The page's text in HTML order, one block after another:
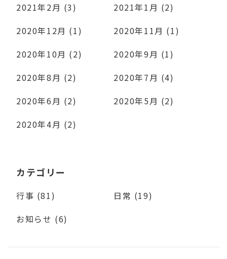
2021年2月 (3)
2021年1月 (2)
2020年12月 (1)
2020年11月 (1)
2020年10月 (2)
2020年9月 (1)
2020年8月 (2)
2020年7月 (4)
2020年6月 (2)
2020年5月 (2)
2020年4月 (2)
カテゴリー
行事 (81)
日常 (19)
お知らせ (6)